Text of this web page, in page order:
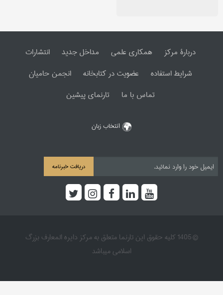
دربارۀ مرکز همکاری علمی مداخل جدید
انتشارات
شرایط استفاده
عضویت در کتابخانه
انجمن حامیان
تماس با ما
تارنمای پیشین
انتخاب زبان
دریافت خبرنامه
© 1405 کلیه حقوق این تارنما متعلق به مرکز دایره المعارف بزرگ
اسلامی میباشد